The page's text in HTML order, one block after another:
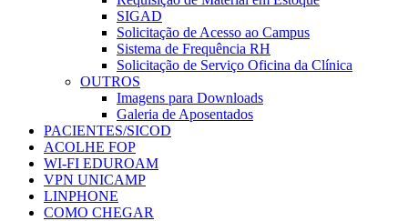
SIGAD
Solicitação de Acesso ao Campus
Sistema de Frequência RH
Solicitação de Serviço Oficina da Clínica
OUTROS
Imagens para Downloads
Galeria de Aposentados
PACIENTES/SICOD
ACOLHE FOP
WI-FI EDUROAM
VPN UNICAMP
LINPHONE
COMO CHEGAR